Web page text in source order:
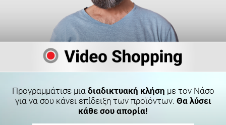
Προγραμμάτισε μια διαδικτυακή κλήση με τον Νάσο
για να σου κάνει επίδειξη των προϊόντων. Θα λύσει
κάθε σου απορία!